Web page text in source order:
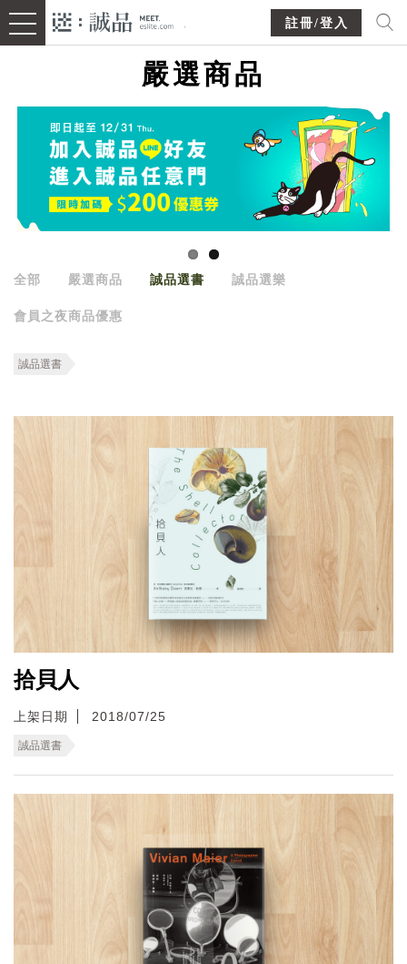
註冊/登入
嚴選商品
全部 嚴選商品 誠品選書 誠品選樂
會員之夜商品優惠
誠品選書
拾貝人
上架日期 2018/07/25
誠品選書